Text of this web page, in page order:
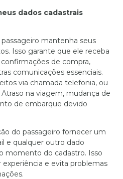
dados cadastrais
mantenha seus
Isso garante que ele receba
de compra,
comunicações essenciais.
via chamada telefonia, ou
na viagem, mudança de
de embarque devido
do passageiro fornecer um
e qualquer outro dado
momento do cadastro. Isso
e evita problemas